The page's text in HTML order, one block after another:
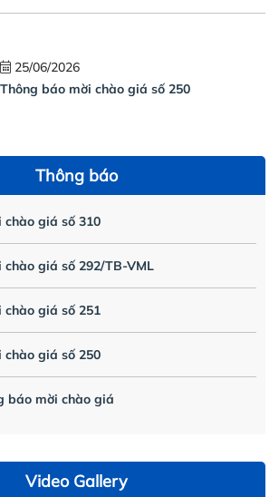
25/06/2026
Thông báo mời chào giá số 250
Thông báo
giá số 310
giá số 292/TB-VML
giá số 251
giá số 250
báo mời chào giá
Video Gallery